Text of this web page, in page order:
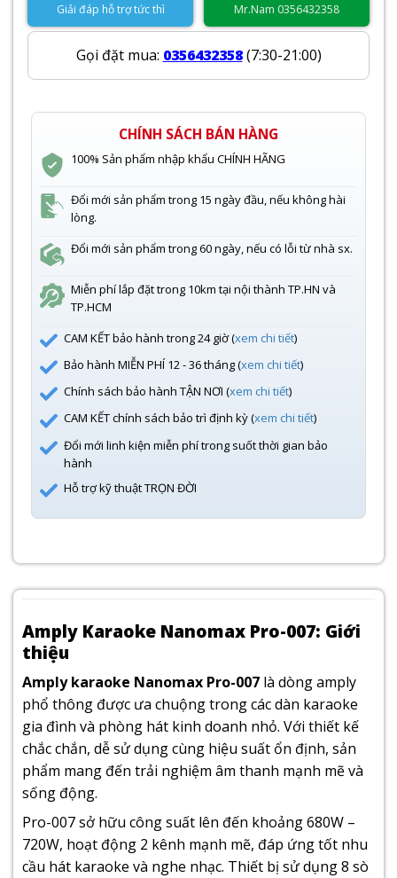
Giải đáp hỗ trợ tức thì
Mr.Nam 0356432358
Gọi đặt mua: 0356432358(7:30-21:00)
CHÍNH SÁCH BÁN HÀNG
100% Sản phẩm nhập khẩu CHÍNH HÃNG
Đổi mới sản phẩm trong 15 ngày đầu, nếu không hài
lòng.
Đổi mới sản phẩm trong 60 ngày, nếu có lỗi từ nhà sx.
Miễn phí lắp đặt trong 10km tại nội thành TP.HN và
TP.HCM
CAM KẾT bảo hành trong 24 giờ (xem chi tiết)
Bảo hành MIỄN PHÍ 12 - 36 tháng (xem chi tiết)
Chính sách bảo hành TẬN NƠI (xem chi tiết)
CAM KẾT chính sách bảo trì định kỳ (xem chi tiết)
Đổi mới linh kiện miễn phí trong suốt thời gian bảo
hành
Hỗ trợ kỹ thuật TRỌN ĐỜI
Amply Karaoke Nanomax Pro-007: Giới
thiệu
Amply karaoke Nanomax Pro-007 là dòng amply
phổ thông được ưa chuộng trong các dàn karaoke
gia đình và phòng hát kinh doanh nhỏ. Với thiết kế
chắc chắn, dễ sử dụng cùng hiệu suất ổn định, sản
phẩm mang đến trải nghiệm âm thanh mạnh mẽ và
sống động.
Pro-007 sở hữu công suất lên đến khoảng 680W –
720W, hoạt động 2 kênh mạnh mẽ, đáp ứng tốt nhu
cầu hát karaoke và nghe nhạc. Thiết bị sử dụng 8 sò